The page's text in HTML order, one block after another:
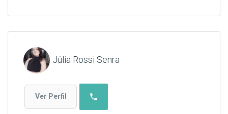
Júlia Rossi Senra
Ver Perfil phone